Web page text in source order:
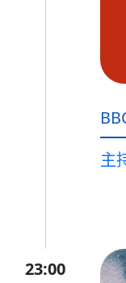
主
23:00